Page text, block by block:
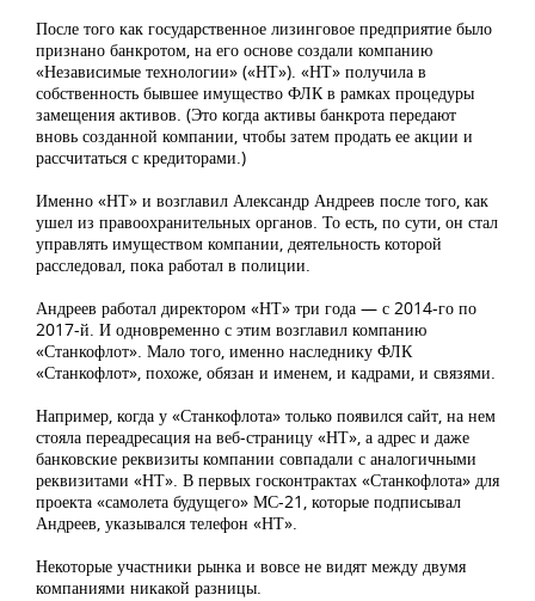
После того как государственное лизинговое предприятие было
признано банкротом, на его основе создали компанию
«Независимые технологии» («НТ»). «НТ» получила в
собственность бывшее имущество ФЛК в рамках процедуры
замещения активов. (Это когда активы банкрота передают
вновь созданной компании, чтобы затем продать ее акции и
рассчитаться с кредиторами.)
Именно «НТ» и возглавил Александр Андреев после того, как
ушел из правоохранительных органов. То есть, по сути, он стал
управлять имуществом компании, деятельность которой
расследовал, пока работал в полиции.
Андреев работал директором «НТ» три года — с 2014-го по
2017-й. И одновременно с этим возглавил компанию
«Станкофлот». Мало того, именно наследнику ФЛК
«Станкофлот», похоже, обязан и именем, и кадрами, и связями.
Например, когда у «Станкофлота» только появился сайт, на нем
стояла переадресация на веб-страницу «НТ», а адрес и даже
банковские реквизиты компании совпадали с аналогичными
реквизитами «НТ». В первых госконтрактах «Станкофлота» для
проекта «самолета будущего» МС-21, которые подписывал
Андреев, указывался телефон «НТ».
Некоторые участники рынка и вовсе не видят между двумя
компаниями никакой разницы.